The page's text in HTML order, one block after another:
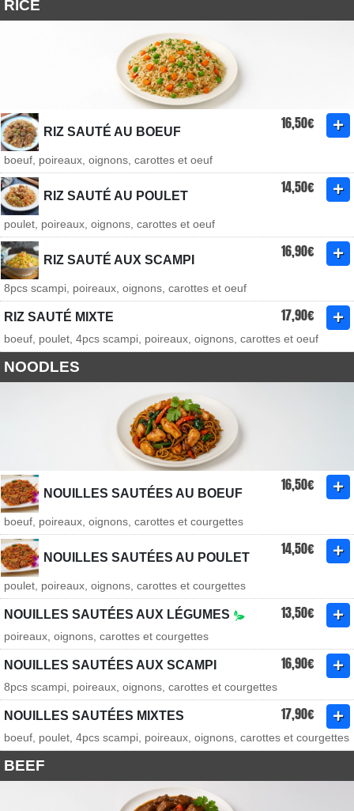
RICE
RIZ SAUTÉ AU BOEUF 16,50€
boeuf, poireaux, oignons, carottes et oeuf
RIZ SAUTÉ AU POULET 14,50€
poulet, poireaux, oignons, carottes et oeuf
RIZ SAUTÉ AUX SCAMPI 16,90€
8pcs scampi, poireaux, oignons, carottes et oeuf
RIZ SAUTÉ MIXTE 17,90€
boeuf, poulet, 4pcs scampi, poireaux, oignons, carottes et oeuf
NOODLES
NOUILLES SAUTÉES AU BOEUF 16,50€
boeuf, poireaux, oignons, carottes et courgettes
NOUILLES SAUTÉES AU POULET 14,50€
poulet, poireaux, oignons, carottes et courgettes
NOUILLES SAUTÉES AUX LÉGUMES 13,50€
poireaux, oignons, carottes et courgettes
NOUILLES SAUTÉES AUX SCAMPI 16,90€
8pcs scampi, poireaux, oignons, carottes et courgettes
NOUILLES SAUTÉES MIXTES 17,90€
boeuf, poulet, 4pcs scampi, poireaux, oignons, carottes et courgettes
BEEF